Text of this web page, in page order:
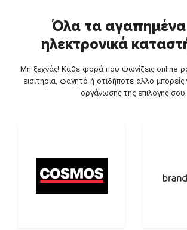
Όλα τα
ηλεκτρονικά
Μη ξεχνάς! Κάθε φορά που ψωνίζεις online
εισιτήρια, φαγητό ή οτιδήποτε άλλο μπορείς
οργάνωσης της επιλογής σου.